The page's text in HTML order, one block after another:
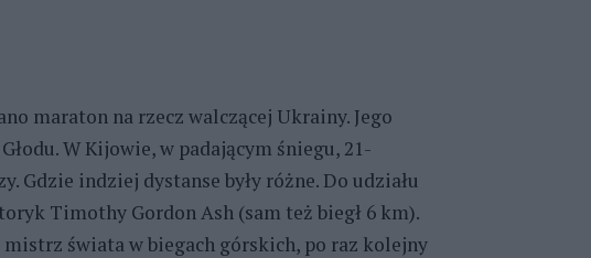
maraton na rzecz walczącej Ukrainy. Jego
W Kijowie, w padającym śniegu, 21-
Gdzie indziej dystanse były różne. Do udziału
Timothy Gordon Ash (sam też biegł 6 km).
świata w biegach górskich, po raz kolejny